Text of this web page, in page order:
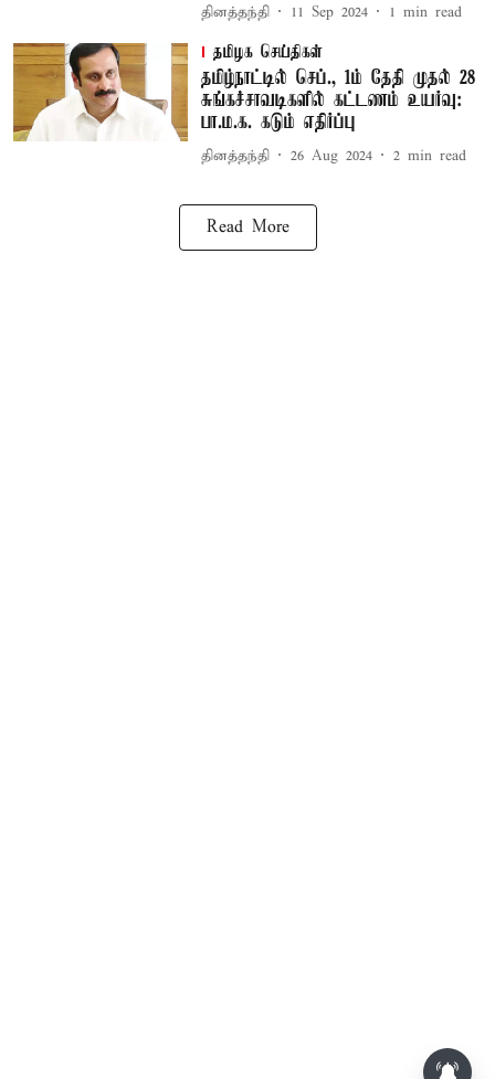
தினத்தந்தி 11 Sep 2024 1 min read
தமிழக செய்திகள்
தமிழ்நாட்டில் செப்., 1ம் தேதி முதல் 28
சுங்கச்சாவடிகளில் கட்டணம் உயர்வு:
பா.ம.க. கடும் எதிர்ப்பு
தினத்தந்தி 26 Aug 2024 2 min read
Read More